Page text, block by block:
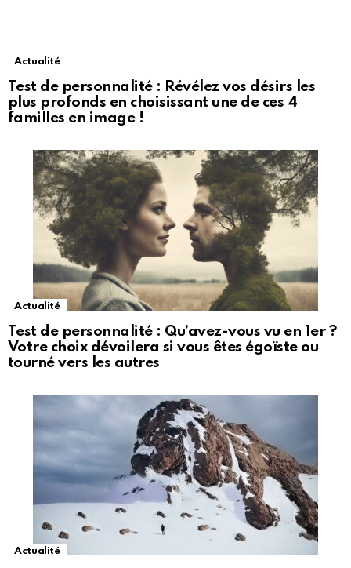
Actualité
Test de personnalité : Révélez vos désirs les
plus profonds en choisissant une de ces 4
familles en image !
Actualité
Test de personnalité : Qu’avez-vous vu en 1er ?
Votre choix dévoilera si vous êtes égoïste ou
tourné vers les autres
Actualité